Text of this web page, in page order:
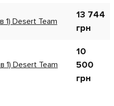
1) Desert Team
13 744
грн
1) Desert Team
10
500
грн